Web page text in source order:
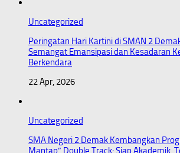
Uncategorized
Peringatan Hari Kartini di SMAN 2
Semangat Emansipasi dan Kesadaran
Berkendara
22 Apr, 2026
Uncategorized
SMA Negeri 2 Demak Kembangkan
Mantap” Double Track: Siap Akademik,